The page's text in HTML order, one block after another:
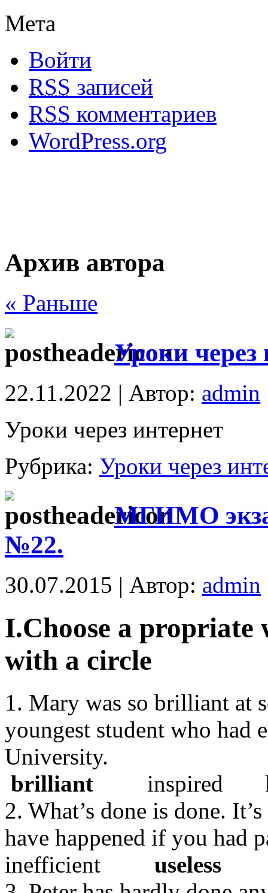
Мета
Войти
RSS записей
RSS комментариев
WordPress.org
Архив автора
« Раньше
Уроки через
22.11.2022 | Автор: admin
Уроки через интернет
Рубрика: Уроки через
МГИМО
№22.
30.07.2015 | Автор: admin
I.Choose a
with a circle
1. Mary was so brilliant at
youngest student who had
University.
brilliant inspired
2. What’s done is done.
have happened if you had
inefficient
useless